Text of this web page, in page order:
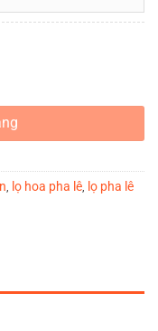
NGƯỜI MỆNH HỎA
lọ hoa pha lê lọ pha lê